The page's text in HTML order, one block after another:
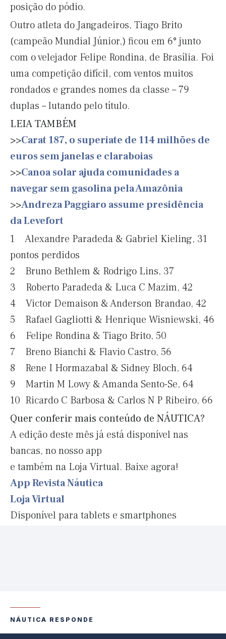
posição do pódio.
Outro atleta do Jangadeiros, Tiago Brito
(campeão Mundial Júnior,) ficou em 6° junto
com o velejador Felipe Rondina, de Brasília. Foi
uma competição difícil, com ventos muitos
rondados e grandes nomes da classe – 79
duplas – lutando pelo título.
LEIA TAMBÉM
>>Carat 187, o superiate de 114 milhões de
euros sem janelas e claraboias
>>Canoa solar ajuda comunidades a
navegar sem gasolina pela Amazônia
>>Andreza Paggiaro assume presidência
da Levefort
1 Alexandre Paradeda & Gabriel Kieling, 31
pontos perdidos
2 Bruno Bethlem & Rodrigo Lins, 37
3 Roberto Paradeda & Luca C Mazim, 42
4 Victor Demaison & Anderson Brandao, 42
5 Rafael Gagliotti & Henrique Wisniewski, 46
6 Felipe Rondina & Tiago Brito, 50
7 Breno Bianchi & Flavio Castro, 56
8 Rene I Hormazabal & Sidney Bloch, 64
9 Martin M Lowy & Amanda Sento-Se, 64
10 Ricardo C Barbosa & Carlos N P Ribeiro, 66
Quer conferir mais conteúdo de NÁUTICA?
A edição deste mês já está disponível nas
bancas, no nosso app
e também na Loja Virtual. Baixe agora!
App Revista Náutica
Loja Virtual
Disponível para tablets e smartphones
NÁUTICA RESPONDE